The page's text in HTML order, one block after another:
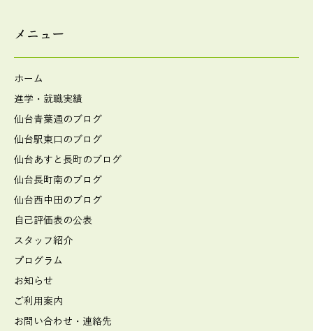
メニュー
ホーム
進学・就職実績
仙台青葉通のブログ
仙台駅東口のブログ
仙台あすと長町のブログ
仙台長町南のブログ
仙台西中田のブログ
自己評価表の公表
スタッフ紹介
プログラム
お知らせ
ご利用案内
お問い合わせ・連絡先